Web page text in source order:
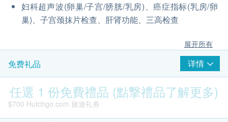
妇科超声波(卵巢/子宫/膀胱/乳房)、癌症指标(乳房/卵
巢)、子宫颈抹片检查、肝肾功能、三高检查
展开所有
免费礼品 详情
任選 1 份免費禮品 (點撃禮品了解更多)
$700 Hutchgo.com 旅遊礼券